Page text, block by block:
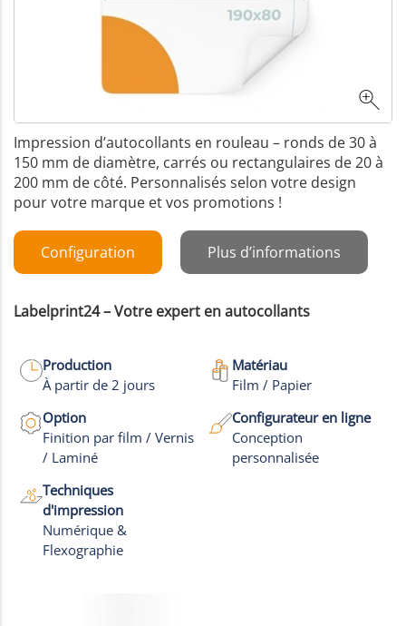
Impression d’autocollants en rouleau – ronds de 30 à
150 mm de diamètre, carrés ou rectangulaires de 20 à
200 mm de côté. Personnalisés selon votre design
pour votre marque et vos promotions !
Configuration Plus d’informations
Labelprint24 – Votre expert en autocollants
Production
À partir de 2 jours
Matériau
Film / Papier
Option
Finition par film / Vernis
/ Laminé
Configurateur en ligne
Conception
personnalisée
Techniques
d'impression
Numérique &
Flexographie